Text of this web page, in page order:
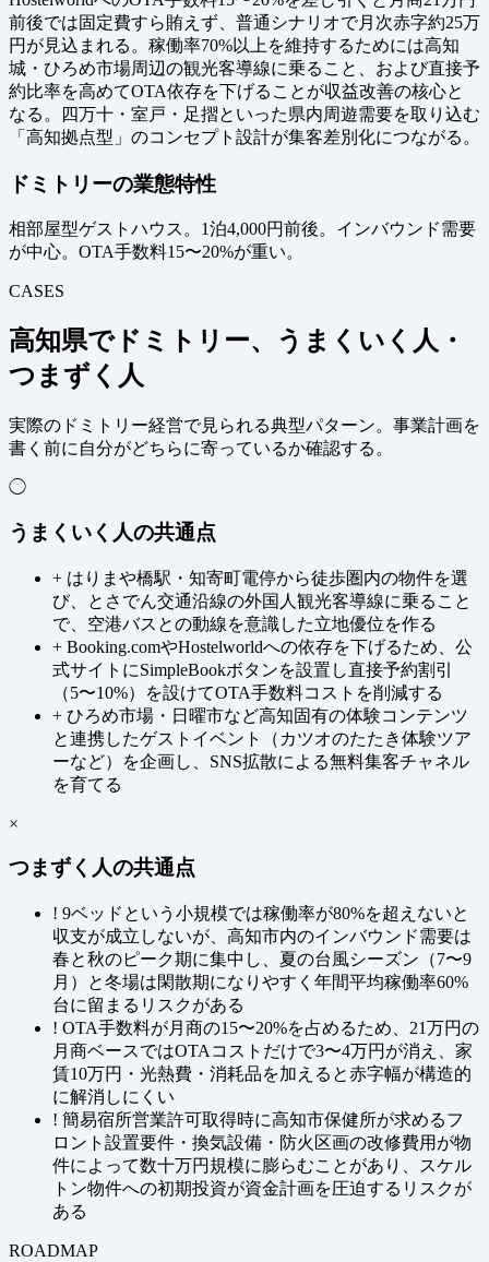
前後では固定費すら賄えず、普通シナリオで月次赤字約25万
円が見込まれる。稼働率70%以上を維持するためには高知
城・ひろめ市場周辺の観光客導線に乗ること、および直接予
約比率を高めてOTA依存を下げることが収益改善の核心と
なる。四万十・室戸・足摺といった県内周遊需要を取り込む
「高知拠点型」のコンセプト設計が集客差別化につながる。
ドミトリーの業態特性
相部屋型ゲストハウス。1泊4,000円前後。インバウンド需要
が中心。OTA手数料15〜20%が重い。
CASES
高知県でドミトリー、うまくいく人・
つまずく人
実際のドミトリー経営で見られる典型パターン。事業計画を
書く前に自分がどちらに寄っているか確認する。
◯
うまくいく人の共通点
+ はりまや橋駅・知寄町電停から徒歩圏内の物件を選
び、とさでん交通沿線の外国人観光客導線に乗ること
で、空港バスとの動線を意識した立地優位を作る
+ Booking.comやHostelworldへの依存を下げるため、公
式サイトにSimpleBookボタンを設置し直接予約割引
（5〜10%）を設けてOTA手数料コストを削減する
+ ひろめ市場・日曜市など高知固有の体験コンテンツ
と連携したゲストイベント（カツオのたたき体験ツア
ーなど）を企画し、SNS拡散による無料集客チャネル
を育てる
×
つまずく人の共通点
! 9ベッドという小規模では稼働率が80%を超えないと
収支が成立しないが、高知市内のインバウンド需要は
春と秋のピーク期に集中し、夏の台風シーズン（7〜9
月）と冬場は閑散期になりやすく年間平均稼働率60%
台に留まるリスクがある
! OTA手数料が月商の15〜20%を占めるため、21万円の
月商ベースではOTAコストだけで3〜4万円が消え、家
賃10万円・光熱費・消耗品を加えると赤字幅が構造的
に解消しにくい
! 簡易宿所営業許可取得時に高知市保健所が求めるフ
ロント設置要件・換気設備・防火区画の改修費用が物
件によって数十万円規模に膨らむことがあり、スケル
トン物件への初期投資が資金計画を圧迫するリスクが
ある
ROADMAP